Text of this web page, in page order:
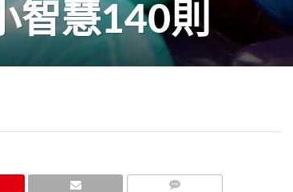
智慧140則